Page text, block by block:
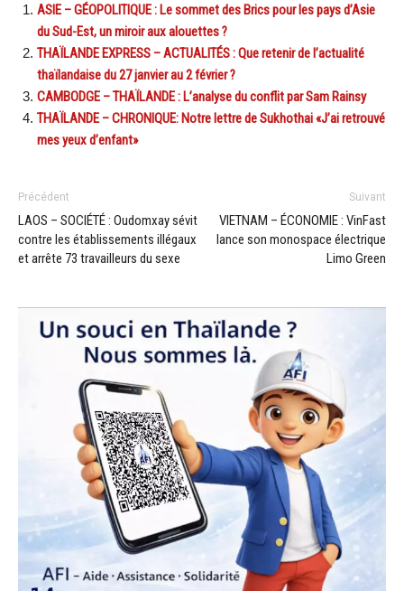
ASIE – GÉOPOLITIQUE : Le sommet des Brics pour les pays d’Asie
du Sud-Est, un miroir aux alouettes ?
THAÏLANDE EXPRESS – ACTUALITÉS : Que retenir de l’actualité
thaïlandaise du 27 janvier au 2 février ?
CAMBODGE – THAÏLANDE : L’analyse du conflit par Sam Rainsy
THAÏLANDE – CHRONIQUE: Notre lettre de Sukhothai «J’ai retrouvé
mes yeux d’enfant»
Précédent
LAOS – SOCIÉTÉ : Oudomxay sévit
contre les établissements illégaux
et arrête 73 travailleurs du sexe
Suivant
VIETNAM – ÉCONOMIE : VinFast
lance son monospace électrique
Limo Green